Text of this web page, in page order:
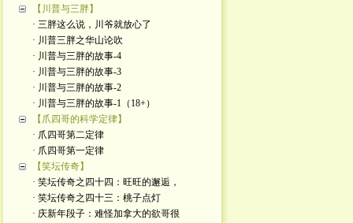
【川普与三胖】
· 三胖这么说，川爷就放心了
· 川普三胖之华山论吹
· 川普与三胖的故事-4
· 川普与三胖的故事-3
· 川普与三胖的故事-2
· 川普与三胖的故事-1（18+）
【爪四哥的科学定律】
· 爪四哥第二定律
· 爪四哥第一定律
【笑坛传奇】
· 笑坛传奇之四十四：旺旺的邂逅，
· 笑坛传奇之四十三：桃子点灯
· 庆新年段子：难怪加拿大的欲哥很